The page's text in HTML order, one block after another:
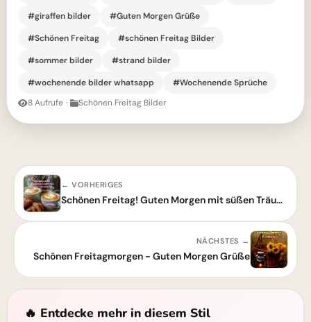
#giraffen bilder
#Guten Morgen Grüße
#Schönen Freitag
#schönen Freitag Bilder
#sommer bilder
#strand bilder
#wochenende bilder whatsapp
#Wochenende Sprüche
8 Aufrufe · Schönen Freitag Bilder
← VORHERIGES
Schönen Freitag! Guten Morgen mit süßen Träumen
NÄCHSTES →
Schönen Freitagmorgen - Guten Morgen Grüße
🔥 Entdecke mehr in diesem Stil